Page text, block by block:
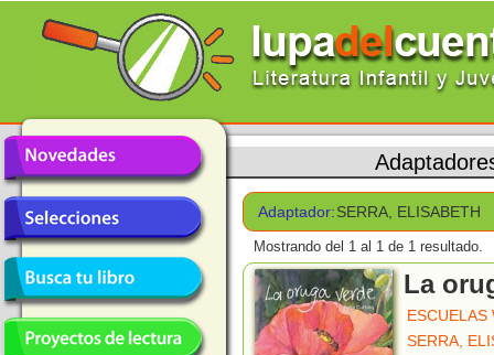
Adaptador: SERRA, ELISABETH
Mostrando del 1 al 1 de 1 resultado.
La
ESCUELAS
SERRA,